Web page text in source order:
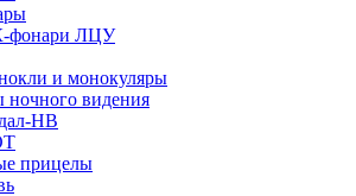
фонари ЛЦУ
и монокуляры
видения
НВ
прицелы